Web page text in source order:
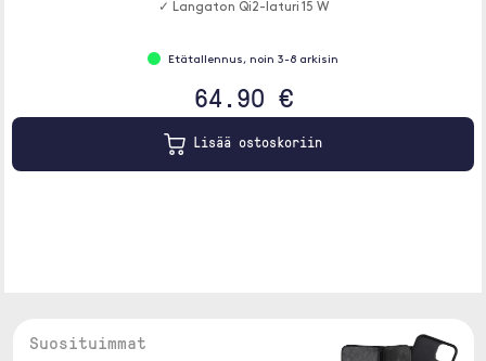
✓ Langaton Qi2-laturi 15 W
Etätallennus, noin 3-8 arkisin
64.90 €
Lisää ostoskoriin
Suosituimmat